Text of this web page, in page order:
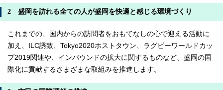
2 盛岡を訪れる全ての人が盛岡を快適と感じる環境づくり
これまでの、国内からの訪問者をおもてなしの心で迎える活動に
加え、ILC誘致、Tokyo2020ホストタウン、ラグビーワールドカッ
プ2019関連や、インバウンドの拡大に関するものなど、盛岡の国
際化に貢献するさまざまな取組みを推進します。